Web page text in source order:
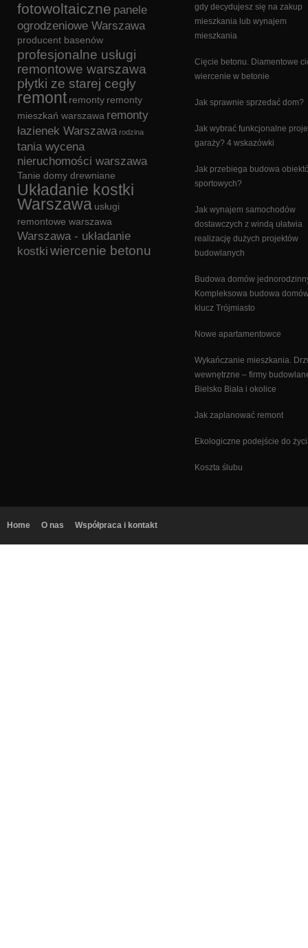
fotowoltaiczne panele
ogrodzeniowe Warszawa
producent basenów
profesjonalne usługi
remontowe warszawa
płytki ze starej cegły
remont remonty remonty
mieszkań warszawa remonty
łazienek Warszawa rodzina
tania wycena
nieruchomości warszawa
Tanie domy drewniane
Układanie kostki
Warszawa usługi
remontowe warszawa
Warszawa - układanie
kostki wiercenie betonu
gdy decydujesz się na zakup
mieszkania lub wynajem
mieszkania
Cięcie betonu. Diamentowe
wiercenie w betonie
Jak sprawnie sprzedać dom?
Jak wybrać funkcjonalne
garaży? 4 wskazówki
Jak przebiega budowa
sportowych?
Jak wynajem samochodów
dostawczych z windą ułatwia
realizację dużych projektów
budowlanych
Budowa domów
Kompleksowa budowa
klucz Trójmiasto
Nowe apartamentowce
Wykańczanie mieszkania.
wewnętrzne – firmy
Bielsko Biała i okolice
Jak zaplanować remont
Ekologiczne podejście do
Koszta ślubu
Home O nas Współpraca i kontakt